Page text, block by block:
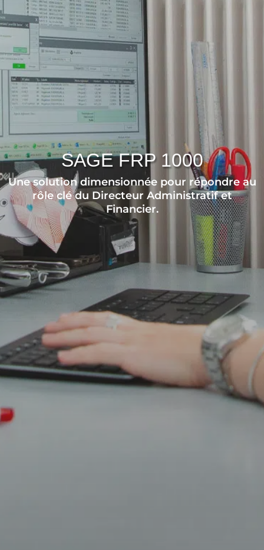
SAGE FRP 1000
Une solution dimensionnée pour répondre au
rôle clé du Directeur Administratif et
Financier.